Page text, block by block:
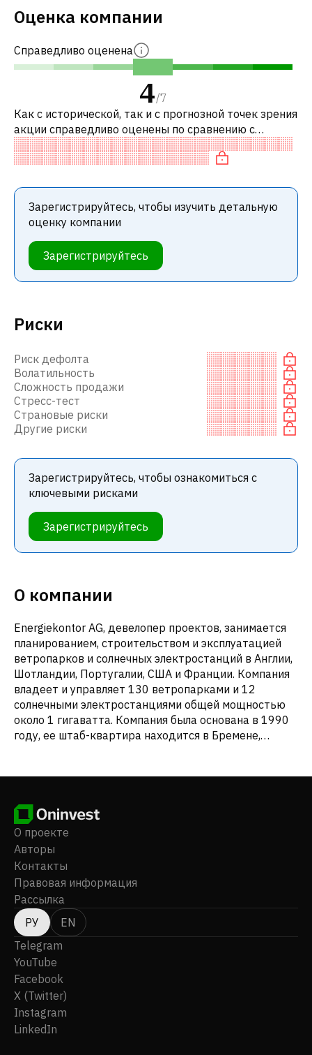
Риски
Риск дефолта
Волатильность
Сложность продажи
Стресс-тест
Страновые риски
Другие риски
Зарегистрируйтесь, чтобы ознакомиться с
ключевыми рисками
Зарегистрируйтесь
О компании
Energiekontor AG, девелопер проектов, занимается
планированием, строительством и эксплуатацией
ветропарков и солнечных электростанций в Англии,
Шотландии, Португалии, США и Франции. Компания
владеет и управляет 130 ветропарками и 12
солнечными электростанциями общей мощностью
около 1 гигаватта. Компания была основана в 1990
году, ее штаб-квартира находится в Бремене,
Оценка компании
Справедливо оценена
4/7
Как с исторической, так и с прогнозной точек зрения
акции справедливо оценены по сравнению с
аналогичными акциями. В частности, акция
справедливо оценена по P/E и нейтрал
Зарегистрируйтесь, чтобы изучить детальную
оценку компании
Зарегистрируйтесь
О проекте
Авторы
Контакты
Правовая информация
Рассылка
РУ
EN
Telegram
YouTube
Facebook
X (Twitter)
Instagram
LinkedIn